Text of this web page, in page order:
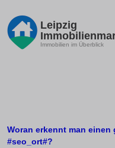
Leipzig
Immobilien im Überblick
Woran erkennt man
#seo_ort#?